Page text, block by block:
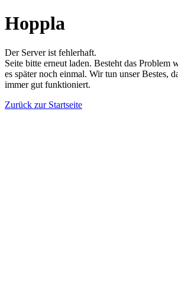
Hoppla
Der Server ist fehlerhaft.
Seite bitte erneut laden. Besteht das Problem
es später noch einmal. Wir tun unser Bestes,
immer gut funktioniert.
Zurück zur Startseite